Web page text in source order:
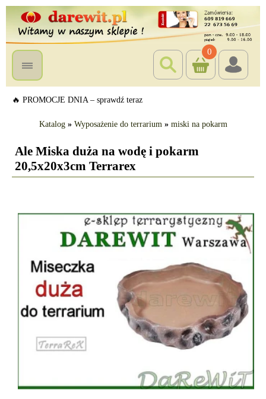
0
🔥 PROMOCJE DNIA – sprawdź teraz
Katalog » Wyposażenie do terrarium » miski na pokarm
Ale Miska duża na wodę i pokarm
20,5x20x3cm Terrarex